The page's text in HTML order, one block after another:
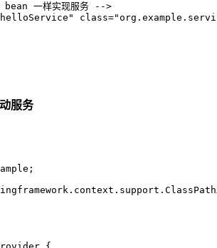
一样实现服务 -->
class=
服务
;